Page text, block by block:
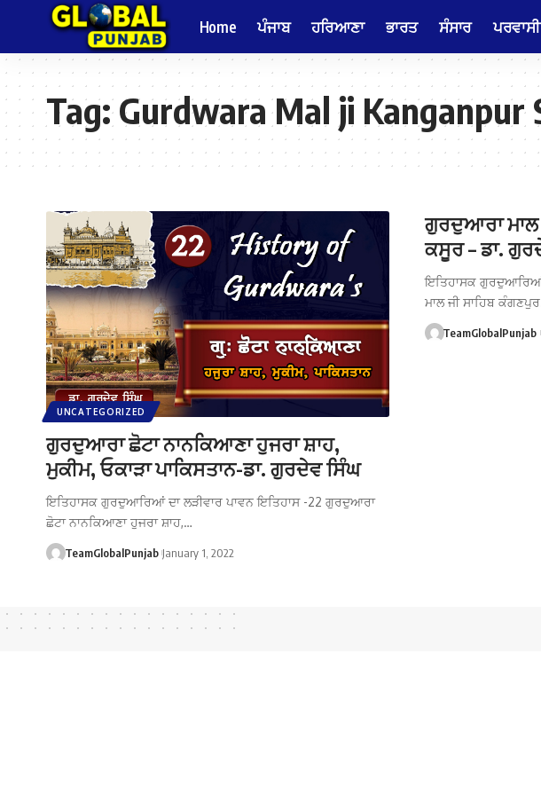
Home ਪੰਜਾਬ ਹਰਿਆਣਾ ਭਾਰਤ ਸੰਸਾਰ
Tag:Gurdwara Mal ji Kanganpur
UNCATEGORIZED
ਗੁਰਦੁਆਰਾ ਛੋਟਾ ਨਾਨਕਿਆਣਾ ਹੁਜਰਾ ਸ਼ਾਹ,
ਮੁਕੀਮ, ਓਕਾੜਾ ਪਾਕਿਸਤਾਨ-ਡਾ. ਗੁਰਦੇਵ ਸਿੰਘ
ਇਤਿਹਾਸਕ ਗੁਰਦੁਆਰਿਆਂ ਦਾ ਲੜੀਵਾਰ ਪਾਵਨ ਇਤਿਹਾਸ -22 ਗੁਰਦੁਆਰਾ
ਛੋਟਾ ਨਾਨਕਿਆਣਾ ਹੁਜਰਾ ਸ਼ਾਹ,…
TeamGlobalPunjab January 1, 2022
ਗੁਰਦੁਆਰਾ ਮਾਲ
ਕਸੂਰ – ਡਾ.
ਇਤਿਹਾਸਕ ਗੁਰਦੁਆਰਿਆਂ
ਮਾਲ ਜੀ ਸਾਹਿਬ
TeamGlobalPunjab